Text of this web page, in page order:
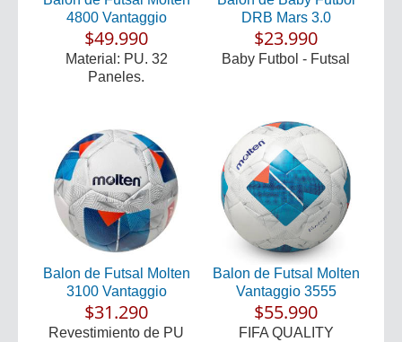
4800 Vantaggio
$49.990
Material: PU. 32
Paneles.
DRB Mars 3.0
$23.990
Baby Futbol - Futsal
Balon de Futsal Molten
3100 Vantaggio
$31.290
Revestimiento de PU
Balon de Futsal Molten
Vantaggio 3555
$55.990
FIFA QUALITY